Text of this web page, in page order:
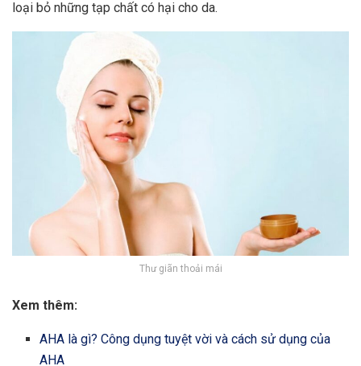
loại bỏ những tạp chất có hại cho da.
Thư giãn thoải mái
Xem thêm:
AHA là gì? Công dụng tuyệt vời và cách sử dụng của
AHA